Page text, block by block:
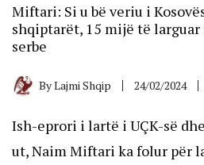
Miftari: Si u bë veriu i
shqiptarët, 15 mijë të
serbe
ByLajmi Shqip 24/02/2024
Ish-eprori i lartë i UÇK-së
ut, Naim Miftari ka folur për